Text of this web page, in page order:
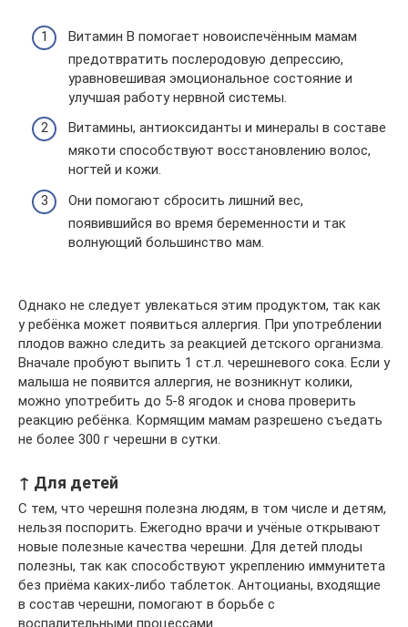
Витамин В помогает новоиспечённым мамам
предотвратить послеродовую депрессию,
уравновешивая эмоциональное состояние и
улучшая работу нервной системы.
Витамины, антиоксиданты и минералы в составе
мякоти способствуют восстановлению волос,
ногтей и кожи.
Они помогают сбросить лишний вес,
появившийся во время беременности и так
волнующий большинство мам.
Однако не следует увлекаться этим продуктом, так как
у ребёнка может появиться аллергия. При употреблении
плодов важно следить за реакцией детского организма.
Вначале пробуют выпить 1 ст.л. черешневого сока. Если у
малыша не появится аллергия, не возникнут колики,
можно употребить до 5-8 ягодок и снова проверить
реакцию ребёнка. Кормящим мамам разрешено съедать
не более 300 г черешни в сутки.
↑ Для детей
С тем, что черешня полезна людям, в том числе и детям,
нельзя поспорить. Ежегодно врачи и учёные открывают
новые полезные качества черешни. Для детей плоды
полезны, так как способствуют укреплению иммунитета
без приёма каких-либо таблеток. Антоцианы, входящие
в состав черешни, помогают в борьбе с
воспалительными процессами.